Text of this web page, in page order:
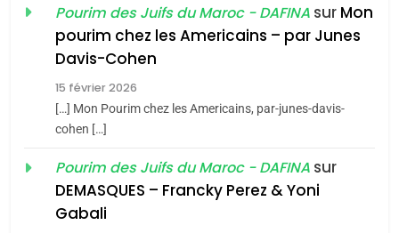
Maroc : Les amandes de
Tafraout, le miel de Tadla
du terroir
Oeil ravageur – Vanessa
De Loya Stauber
Pourim des Juifs du Maroc - DAFINA sur Mon
pourim chez les Americains – par Junes
Davis-Cohen
15 février 2026
[…] Mon Pourim chez les Americains, par-junes-davis-
cohen […]
Pourim des Juifs du Maroc - DAFINA sur
DEMASQUES – Francky Perez & Yoni
Gabali